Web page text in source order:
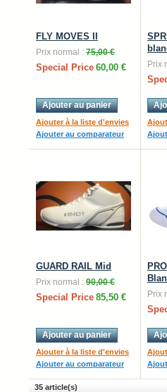
FLY MOVES II
Prix normal : 75,00 €
Special Price 60,00 €
Ajouter au panier
Ajouter à la liste d'envies
Ajouter au comparateur
Prix
GUARD RAIL Mid
Prix normal : 90,00 €
Special Price 85,50 €
Ajouter au panier
Ajouter à la liste d'envies
Ajouter au comparateur
Prix
35 article(s)